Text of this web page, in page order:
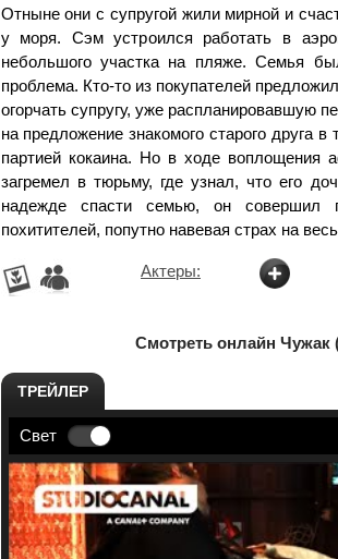
Отныне они с супругой жили мирной и
у моря. Сэм устроился работать в
небольшого участка на пляже. Семья
проблема. Кто-то из покупателей
огорчать супругу, уже распланировавшую
на предложение знакомого старого друга
партией кокаина. Но в ходе воплощения
загремел в тюрьму, где узнал, что его
надежде спасти семью, он совершил
похитителей, попутно навевая страх на
Актеры:
Смотреть онлайн Чужак
ТРЕЙЛЕР
Свет